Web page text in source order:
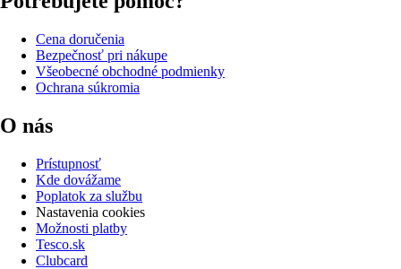
Cena doručenia
Bezpečnosť pri nákupe
Všeobecné obchodné podmienky
Ochrana súkromia
O nás
Prístupnosť
Kde dovážame
Poplatok za službu
Nastavenia cookies
Možnosti platby
Tesco.sk
Clubcard